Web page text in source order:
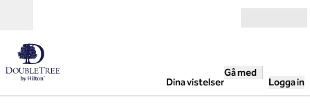
Dina vistelser
Gå med
Logga in